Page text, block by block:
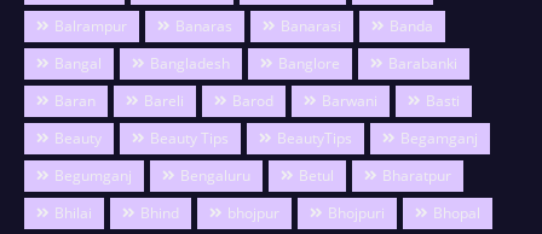
Balrampur
Banaras Banarasi
Banda
Bangal
Bangladesh Banglore
Barabanki
Baran
Bareli Barod Barwani
Basti
Beauty
Beauty Tips BeautyTips
Begamganj
Begumganj
Bengaluru Betul
Bharatpur
Bhilai
Bhind bhojpur Bhojpuri
Bhopal